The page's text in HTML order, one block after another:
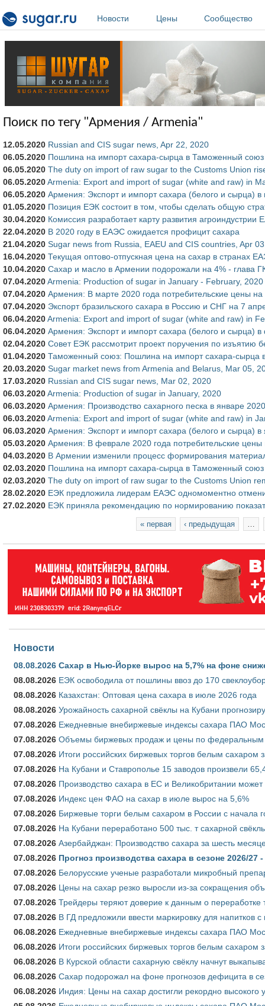
Новости
Цены Сообщество
Поиск по тегу "Армения / Armenia"
12.05.2020 Russian and CIS sugar news, Apr 22, 2020
06.05.2020 Пошлина на импорт сахара-сырца в Таможенный союз
06.05.2020 The duty on import of raw sugar to the Customs Union
06.05.2020Armenia: Export and import of sugar (white and raw) in
06.05.2020 Армения: Экспорт и импорт сахара (белого и сырца) в
01.05.2020 Позиция ЕЭК состоит в том, чтобы сделать общую
30.04.2020 Комиссия разработает карту развития агроиндустрии
22.04.2020 В 2020 году в ЕАЭС ожидается профицит сахара
21.04.2020 Sugar news from Russia, EAEU and CIS countries, Apr
16.04.2020 Текущая оптово-отпускная цена на сахар в странах
10.04.2020 Сахар и масло в Армении подорожали на 4% - глава
07.04.2020Armenia: Production of sugar in January - February, 2020
07.04.2020 Армения: В марте 2020 года потребительские цены
07.04.2020 Экспорт бразильского сахара в Россию и СНГ на 7
06.04.2020Armenia: Export and import of sugar (white and raw) in
06.04.2020 Армения: Экспорт и импорт сахара (белого и сырца)
02.04.2020 Совет ЕЭК рассмотрит проект поручения по изъятию
01.04.2020 Таможенный союз: Пошлина на импорт сахара-сырца
20.03.2020 Sugar market news from Armenia and Belarus, Mar 05,
17.03.2020 Russian and CIS sugar news, Mar 02, 2020
06.03.2020Armenia: Production of sugar in January, 2020
06.03.2020 Армения: Производство сахарного песка в январе
06.03.2020Armenia: Export and import of sugar (white and raw) in
06.03.2020 Армения: Экспорт и импорт сахара (белого и сырца) в
05.03.2020 Армения: В феврале 2020 года потребительские цены
04.03.2020 В Армении изменили процесс формирования
02.03.2020 Пошлина на импорт сахара-сырца в Таможенный союз
02.03.2020 The duty on import of raw sugar to the Customs Union
28.02.2020 ЕЭК предложила лидерам ЕАЭС одномоментно
27.02.2020 ЕЭК приняла рекомендацию по нормированию
« первая ‹ предыдущая
Новости
08.08.2026 Сахар в Нью-Йорке вырос на 5,7% на фоне
08.08.2026 ЕЭК освободила от пошлины ввоз до 170
08.08.2026 Казахстан: Оптовая цена сахара в июле 2026 года
08.08.2026 Урожайность сахарной свёклы на Кубани
07.08.2026 Ежедневные внебиржевые индексы сахара ПАО
07.08.2026 Объемы биржевых продаж и цены по федеральным
07.08.2026 Итоги российских биржевых торгов белым сахаром
07.08.2026 На Кубани и Ставрополье 15 заводов произвели
07.08.2026 Производство сахара в ЕС и Великобритании
07.08.2026 Индекс цен ФАО на сахар в июле вырос на 5,6%
07.08.2026 Биржевые торги белым сахаром в России с начала
07.08.2026 На Кубани переработано 500 тыс. т сахарной
07.08.2026 Азербайджан: Производство сахара за шесть
07.08.2026 Прогноз производства сахара в сезоне 2026/
07.08.2026 Белорусские ученые разработали микробный
07.08.2026 Цены на сахар резко выросли из-за сокращения
07.08.2026 Трейдеры теряют доверие к данным о переработке
07.08.2026 В ГД предложили ввести маркировку для напитков
06.08.2026 Ежедневные внебиржевые индексы сахара ПАО
06.08.2026 Итоги российских биржевых торгов белым сахаром
06.08.2026 В Курской области сахарную свёклу начнут
06.08.2026 Сахар подорожал на фоне прогнозов дефицита в
06.08.2026 Индия: Цены на сахар достигли рекордно высокого